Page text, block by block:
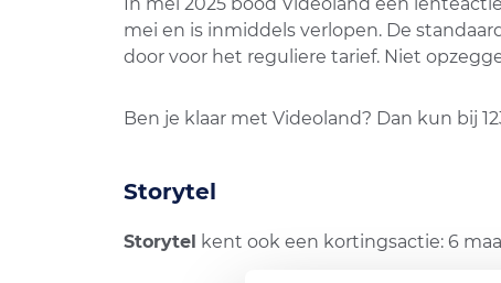
mei en is inmiddels verlopen. De
door voor het reguliere tarief. Niet
Ben je klaar met Videoland? Dan kun bij
Storytel
Storytel kent ook een kortingsactie: 6